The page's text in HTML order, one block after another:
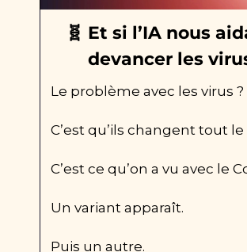
🧬 Et si l’IA nous
devancer les
Le problème avec les virus ?
C’est qu’ils changent tout
C’est ce qu’on a vu avec le
Un variant apparaît.
Puis un autre.